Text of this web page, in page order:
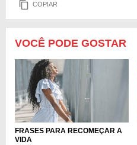
COPIAR
VOCÊ PODE GOSTAR
FRASES PARA RECOMEÇAR A
VIDA